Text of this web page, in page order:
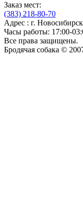
Заказ мест:
(383) 218-80-70
Адрес : г.
Часы работы: 17:00-
Все права защищены.
Бродячая собака ©